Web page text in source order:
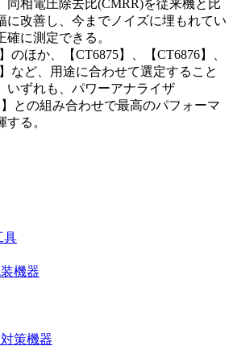
同相電圧除去比(CMRR)を従来機と比
に改善し、今までノイズに埋もれてい
確に測定できる。
】のほか、【CT6875】、【CT6876】、
】など、用途に合わせて選定すること
いずれも、パワーアナライザ
】との組み合わせで最高のパフォーマ
する。
具
機器
策機器